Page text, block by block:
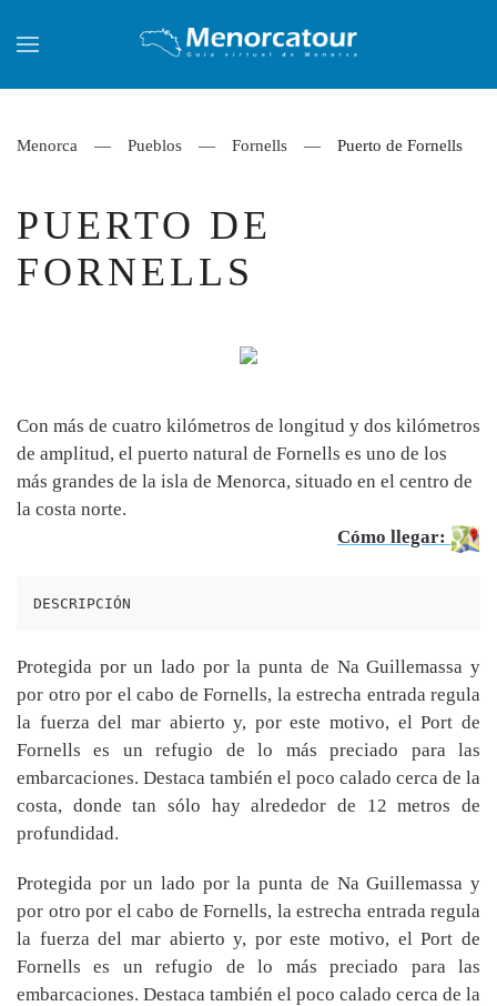
Skip to main content
Menorca Pueblos Fornells Puerto de Fornells
PUERTO DE
FORNELLS
Con más de cuatro kilómetros de longitud y dos kilómetros
de amplitud, el puerto natural de Fornells es uno de los
más grandes de la isla de Menorca, situado en el centro de
la costa norte.
Cómo llegar:
DESCRIPCIÓN
Protegida por un lado por la punta de Na Guillemassa y
por otro por el cabo de Fornells, la estrecha entrada regula
la fuerza del mar abierto y, por este motivo, el Port de
Fornells es un refugio de lo más preciado para las
embarcaciones. Destaca también el poco calado cerca de la
costa, donde tan sólo hay alrededor de 12 metros de
profundidad.
Protegida por un lado por la punta de Na Guillemassa y
por otro por el cabo de Fornells, la estrecha entrada regula
la fuerza del mar abierto y, por este motivo, el Port de
Fornells es un refugio de lo más preciado para las
embarcaciones. Destaca también el poco calado cerca de la